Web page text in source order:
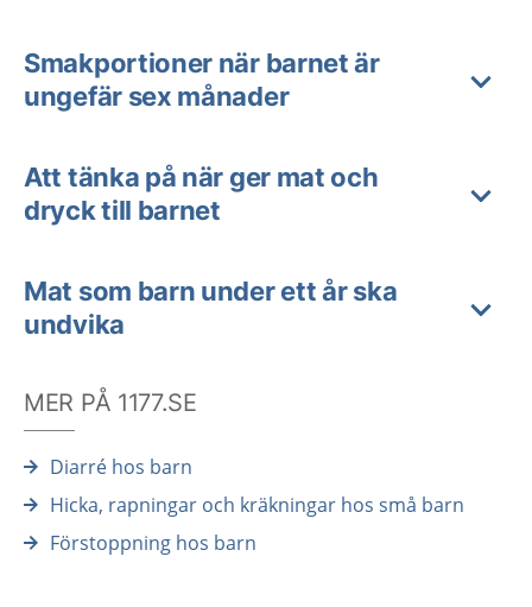
Smakportioner när barnet är
ungefär sex månader
Att tänka på när ger mat och
dryck till barnet
Mat som barn under ett år ska
undvika
MER PÅ 1177.SE
Diarré hos barn
Hicka, rapningar och kräkningar hos små barn
Förstoppning hos barn